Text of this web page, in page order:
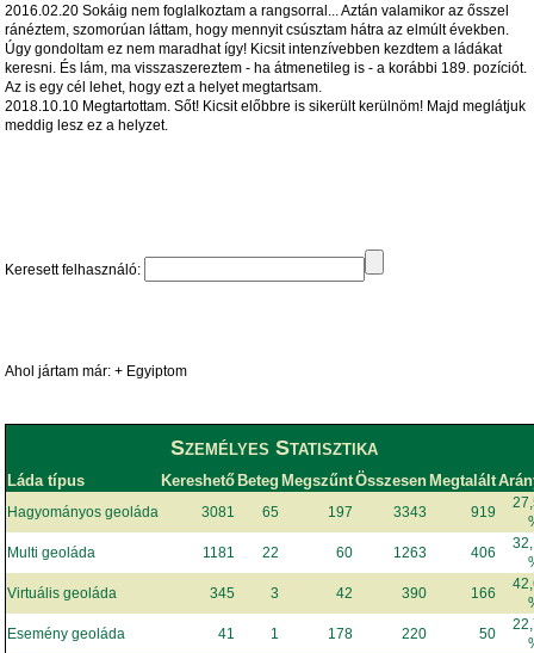
2016.02.20 Sokáig nem foglalkoztam a rangsorral... Aztán valamikor az ősszel
ránéztem, szomorúan láttam, hogy mennyit csúsztam hátra az elmúlt években.
Úgy gondoltam ez nem maradhat így! Kicsit intenzívebben kezdtem a ládákat
keresni. És lám, ma visszaszereztem - ha átmenetileg is - a korábbi 189. pozíciót.
Az is egy cél lehet, hogy ezt a helyet megtartsam.
2018.10.10 Megtartottam. Sőt! Kicsit előbbre is sikerült kerülnöm! Majd meglátjuk
meddig lesz ez a helyzet.
Keresett felhasználó:
Ahol jártam már: + Egyiptom
Személyes Statisztika
Láda típus Kereshető Beteg MegszűntÖsszesen Megtalált
Hagyományos geoláda 3081 65 197 3343 919
Multi geoláda
1181 22 60 1263 406
Virtuális geoláda
345 3 42 390 166
Esemény geoláda
41 1 178 220 50